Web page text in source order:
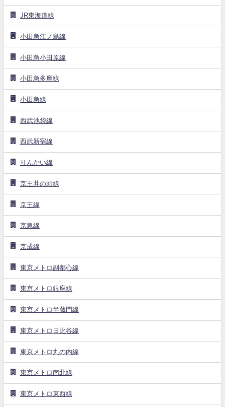
JR東海道線
小田急江ノ島線
小田急小田原線
小田急多摩線
小田急線
西武池袋線
西武新宿線
りんかい線
京王井の頭線
京王線
京急線
京成線
東京メトロ副都心線
東京メトロ銀座線
東京メトロ半蔵門線
東京メトロ日比谷線
東京メトロ丸の内線
東京メトロ南北線
東京メトロ東西線